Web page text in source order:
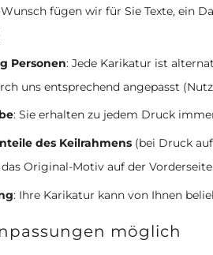
fügen wir für Sie Texte, ein
Personen: Jede Karikatur ist
uns entsprechend angepasst
: Sie erhalten zu jedem Druck
des Keilrahmens (bei Druck
Original-Motiv auf der
: Ihre Karikatur kann von Ihnen
möglich